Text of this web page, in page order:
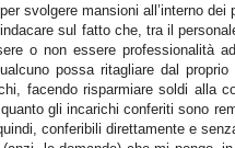
svolgere mansioni all’interno dei
sul fatto che, tra il
o non essere professionalità
possa ritagliare dal
facendo risparmiare soldi alla
gli incarichi conferiti sono
conferibili direttamente e